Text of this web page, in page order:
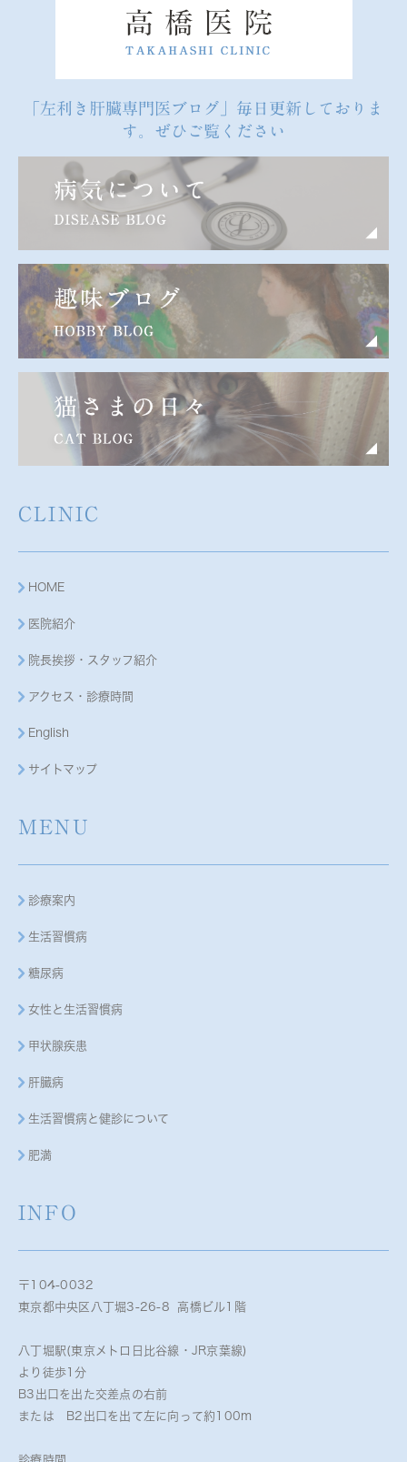
「左利き肝臓専門医ブログ」毎日更新しておりま
す。ぜひご覧ください
CLINIC
HOME
医院紹介
院長挨拶・スタッフ紹介
アクセス・診療時間
English
サイトマップ
MENU
診療案内
生活習慣病
糖尿病
女性と生活習慣病
甲状腺疾患
肝臓病
生活習慣病と健診について
肥満
INFO
〒104-0032
東京都中央区八丁堀3-26-8 高橋ビル1階
八丁堀駅(東京メトロ日比谷線・JR京葉線)
より徒歩1分
B3出口を出た交差点の右前
または B2出口を出て左に向って約100m